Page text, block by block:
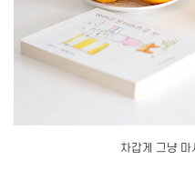
차갑게 그냥